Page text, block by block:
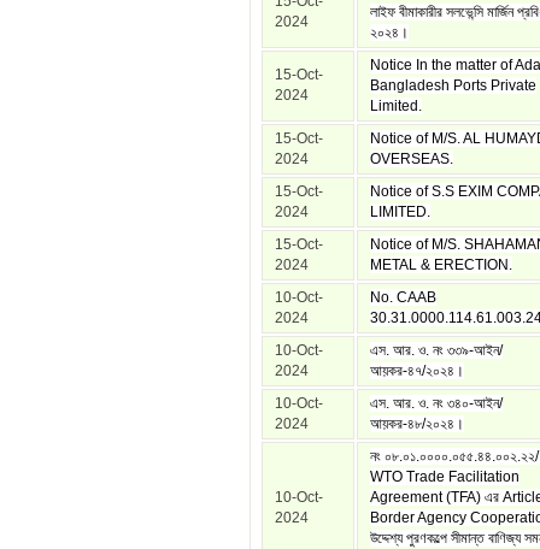
2024
লাইফ বীমাকারীর সলভেন্সি মার্জিন
২০২৪।
15-Oct-
2024
Notice In the matter of
Bangladesh Ports Private
Limited.
15-Oct-
2024
Notice of M/S. AL
OVERSEAS.
15-Oct-
2024
Notice of S.S EXIM
LIMITED.
15-Oct-
2024
Notice of M/S.
METAL & ERECTION.
10-Oct-
2024
No. CAAB
10-Oct-
2024
এস. আর. ও. নং ৩৩৯-আইন/
আয়কর-৪৭/২০২৪।
10-Oct-
2024
এস. আর. ও. নং ৩৪০-আইন/
আয়কর-৪৮/২০২৪।
10-Oct-
2024
নং
WTO Trade Facilitation
Agreement (TFA) এর
Border Agency
উদ্দেশ্য পুরণকল্পে সীমান্ত বাণিজ্য